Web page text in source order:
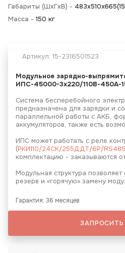
Габариты (ШхГхВ) -
Масса - 150 кг
Артикул: 15-2316501523
Модульное зарядно-
ИПС-45000-3х220/110В-450А-
Система бесперебойного
предназначена для зарядки и
параллельной работы с АКБ,
аккумуляторов, также есть
ИПС может работать с реле
(РКИ110/24СК/255ДДТ/6Р/RS485
комплектацию - заказываются
Модульная структура позволяет
резерв и «горячую» замену
Гарантия: 36 месяцев